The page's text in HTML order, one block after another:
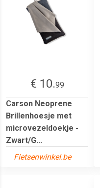
€ 10.99
Carson Neoprene
Brillenhoesje met
microvezeldoekje -
Zwart/G...
Fietsenwinkel.be